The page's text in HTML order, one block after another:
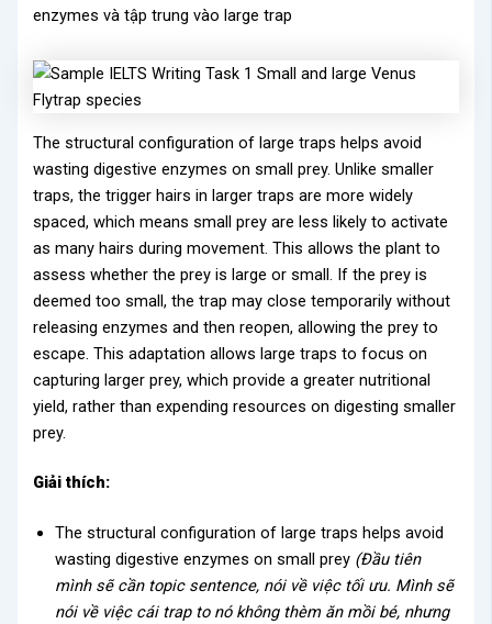
enzymes và tập trung vào large trap
The structural configuration of large traps helps avoid
wasting digestive enzymes on small prey. Unlike smaller
traps, the trigger hairs in larger traps are more widely
spaced, which means small prey are less likely to activate
as many hairs during movement. This allows the plant to
assess whether the prey is large or small. If the prey is
deemed too small, the trap may close temporarily without
releasing enzymes and then reopen, allowing the prey to
escape. This adaptation allows large traps to focus on
capturing larger prey, which provide a greater nutritional
yield, rather than expending resources on digesting smaller
prey.
Giải thích:
The structural configuration of large traps helps avoid
wasting digestive enzymes on small prey (Đầu tiên
mình sẽ cần topic sentence, nói về việc tối ưu. Mình sẽ
nói về việc cái trap to nó không thèm ăn mồi bé, nhưng